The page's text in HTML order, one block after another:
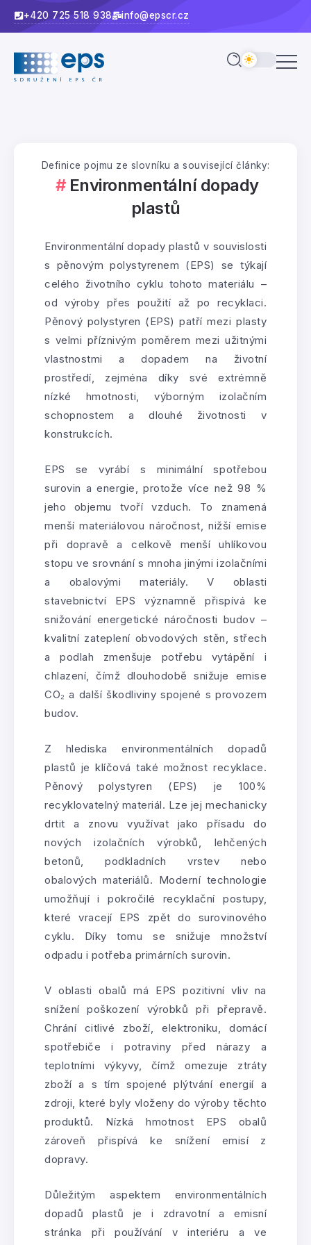
+420 725 518 938 info@epscr.cz
Definice pojmu ze slovníku a související články:
Environmentální dopady
plastů
Environmentální dopady plastů v souvislosti
s pěnovým polystyrenem (EPS) se týkají
celého životního cyklu tohoto materiálu –
od výroby přes použití až po recyklaci.
Pěnový polystyren (EPS) patří mezi plasty
s velmi příznivým poměrem mezi užitnými
vlastnostmi a dopadem na životní
prostředí, zejména díky své extrémně
nízké hmotnosti, výborným izolačním
schopnostem a dlouhé životnosti v
konstrukcích.
EPS se vyrábí s minimální spotřebou
surovin a energie, protože více než 98 %
jeho objemu tvoří vzduch. To znamená
menší materiálovou náročnost, nižší emise
při dopravě a celkově menší uhlíkovou
stopu ve srovnání s mnoha jinými izolačními
a obalovými materiály. V oblasti
stavebnictví EPS významně přispívá ke
snižování energetické náročnosti budov –
kvalitní zateplení obvodových stěn, střech
a podlah zmenšuje potřebu vytápění i
chlazení, čímž dlouhodobě snižuje emise
CO₂ a další škodliviny spojené s provozem
budov.
Z hlediska environmentálních dopadů
plastů je klíčová také možnost recyklace.
Pěnový polystyren (EPS) je 100%
recyklovatelný materiál. Lze jej mechanicky
drtit a znovu využívat jako přísadu do
nových izolačních výrobků, lehčených
betonů, podkladních vrstev nebo
obalových materiálů. Moderní technologie
umožňují i pokročilé recyklační postupy,
které vracejí EPS zpět do surovinového
cyklu. Díky tomu se snižuje množství
odpadu i potřeba primárních surovin.
V oblasti obalů má EPS pozitivní vliv na
snížení poškození výrobků při přepravě.
Chrání citlivé zboží, elektroniku, domácí
spotřebiče i potraviny před nárazy a
teplotními výkyvy, čímž omezuje ztráty
zboží a s tím spojené plýtvání energií a
zdroji, které byly vloženy do výroby těchto
produktů. Nízká hmotnost EPS obalů
zároveň přispívá ke snížení emisí z
dopravy.
Důležitým aspektem environmentálních
dopadů plastů je i zdravotní a emisní
stránka při používání v interiéru a ve